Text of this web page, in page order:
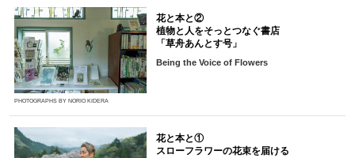
PHOTOGRAPHS BY NORIO KIDERA
花と本と②
植物と人をそっとつなぐ書店
「草舟あんとす号」
Being the Voice of Flowers
花と本と①
スローフラワーの花束を届ける